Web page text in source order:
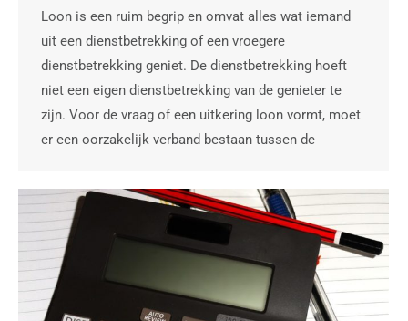
Loon is een ruim begrip en omvat alles wat iemand
uit een dienstbetrekking of een vroegere
dienstbetrekking geniet. De dienstbetrekking hoeft
niet een eigen dienstbetrekking van de genieter te
zijn. Voor de vraag of een uitkering loon vormt, moet
er een oorzakelijk verband bestaan tussen de